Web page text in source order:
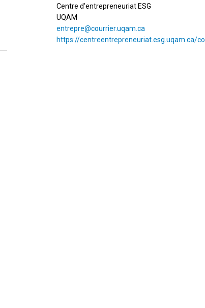
Centre d'entrepreneuriat ESG
UQAM
entrepre@courrier.uqam.ca
https://centreentrepreneuriat.esg.uqam.ca/